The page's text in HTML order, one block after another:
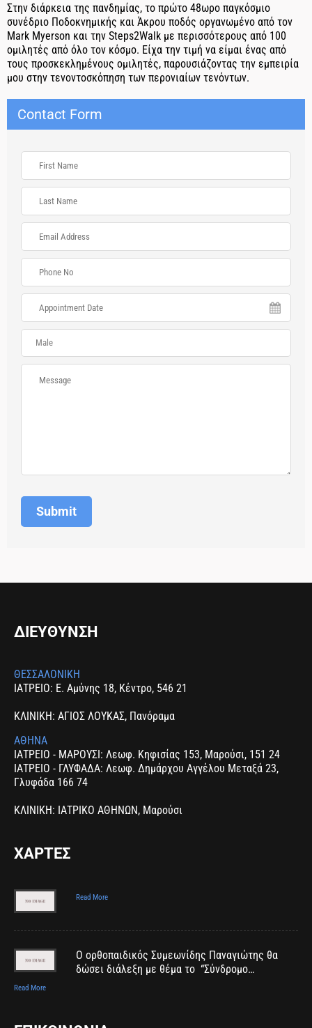
Στην διάρκεια της πανδημίας, το πρώτο 48ωρο παγκόσμιο
συνέδριο Ποδοκνημικής και Άκρου ποδός οργανωμένο από τον
Mark Myerson και την Steps2Walk με περισσότερους από 100
ομιλητές από όλο τον κόσμο. Είχα την τιμή να είμαι ένας από
τους προσκεκλημένους ομιλητές, παρουσιάζοντας την εμπειρία
μου στην τενοντοσκόπηση των περονιαίων τενόντων.
Contact Form
ΔΙΕΥΘΥΝΣΗ
ΘΕΣΣΑΛΟΝΙΚΗ
ΙΑΤΡΕΙΟ: Ε. Αμύνης 18, Κέντρο, 546 21
ΚΛΙΝΙΚΗ: ΑΓΙΟΣ ΛΟΥΚΑΣ, Πανόραμα
ΑΘΗΝΑ
ΙΑΤΡΕΙΟ - ΜΑΡΟΥΣΙ: Λεωφ. Κηφισίας 153, Μαρούσι, 151 24
ΙΑΤΡΕΙΟ - ΓΛΥΦΑΔΑ: Λεωφ. Δημάρχου Αγγέλου Μεταξά 23,
Γλυφάδα 166 74
ΚΛΙΝΙΚΗ: ΙΑΤΡΙΚΟ ΑΘΗΝΩΝ, Μαρούσι
ΧΑΡΤΕΣ
Read More
Ο ορθοπαιδικός Συμεωνίδης Παναγιώτης θα
δώσει διάλεξη με θέμα το “Σύνδρομο…
Read More